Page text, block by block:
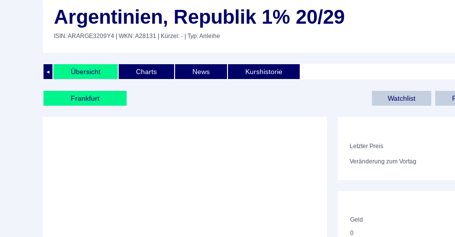
Argentinien, Republik 1% 20/29
ISIN: ARARGE3209Y4 | WKN: A28131 | Kürzel: - | Typ: Anleihe
◄ Übersicht Charts News Kurshistorie
Frankfurt Watchlist
Letzter Preis
Veränderung zum Vortag
Geld
0